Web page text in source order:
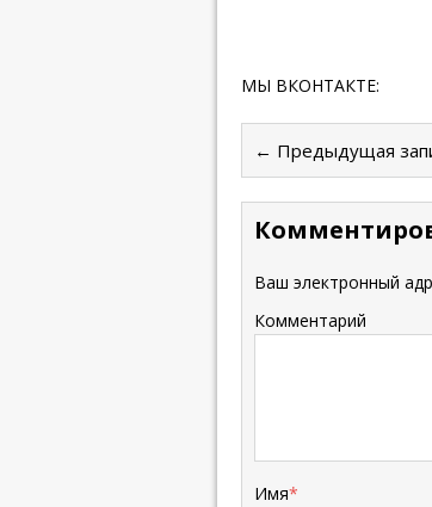
МЫ ВКОНТАКТЕ:
← Предыдущая
Ваш электронный
Комментарий
Имя*